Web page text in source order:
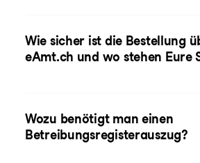
Wie sicher ist die Bestellung
eAmt.ch und wo stehen Eure
Wozu benötigt man einen
Betreibungsregisterauszug?